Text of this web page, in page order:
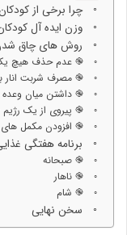
چرا برخی از
وزن ایده آل
روش های چاق
֎ عدم حذف هیچ یک
֎ مصرف شربت انار
֎ داشتن میان وعده
֎ پیروی از یک
֎ افزودن مکمل
برنامه هفتگی
֎ صبحانه
֎ ناهار
֎ شام
سخن نهایی